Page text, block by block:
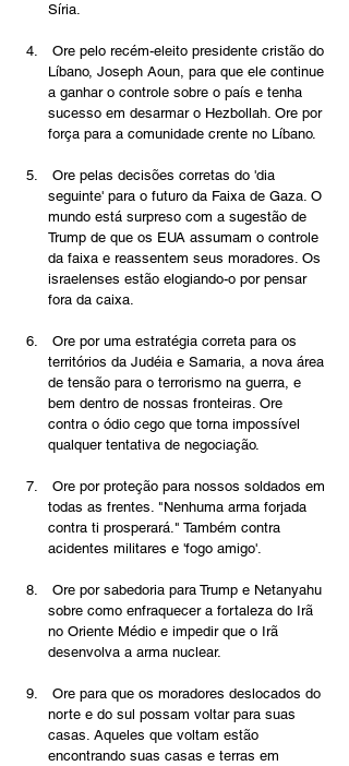
Síria.
Ore pelo recém-eleito presidente cristão do
Líbano, Joseph Aoun, para que ele continue
a ganhar o controle sobre o país e tenha
sucesso em desarmar o Hezbollah. Ore por
força para a comunidade crente no Líbano.
Ore pelas decisões corretas do 'dia
seguinte' para o futuro da Faixa de Gaza. O
mundo está surpreso com a sugestão de
Trump de que os EUA assumam o controle
da faixa e reassentem seus moradores. Os
israelenses estão elogiando-o por pensar
fora da caixa.
Ore por uma estratégia correta para os
territórios da Judéia e Samaria, a nova área
de tensão para o terrorismo na guerra, e
bem dentro de nossas fronteiras. Ore
contra o ódio cego que torna impossível
qualquer tentativa de negociação.
Ore por proteção para nossos soldados em
todas as frentes. "Nenhuma arma forjada
contra ti prosperará." Também contra
acidentes militares e 'fogo amigo'.
Ore por sabedoria para Trump e Netanyahu
sobre como enfraquecer a fortaleza do Irã
no Oriente Médio e impedir que o Irã
desenvolva a arma nuclear.
Ore para que os moradores deslocados do
norte e do sul possam voltar para suas
casas. Aqueles que voltam estão
encontrando suas casas e terras em